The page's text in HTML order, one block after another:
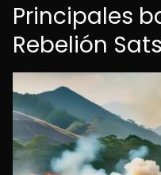
Principales
Rebelión